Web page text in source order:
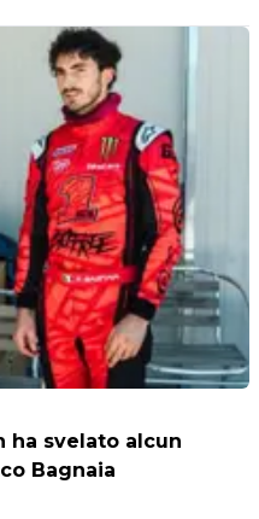
ha svelato alcun
Bagnaia